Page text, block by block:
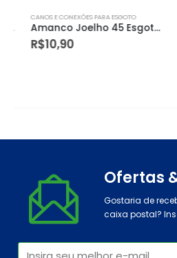
CANOS E CONEXÕES PARA ESGOTO
Amanco Joelho 45 Esgoto 100mm – 18890
10,90
Ofertas
Gostaria de
caixa postal?